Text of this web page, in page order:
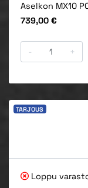
Aselkon MX10
Hinta
739,00 €
- +
TARJOUS
Loppu